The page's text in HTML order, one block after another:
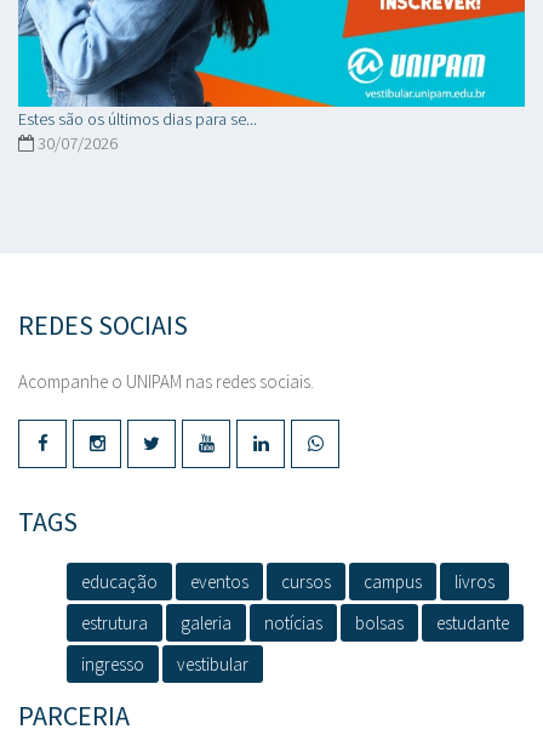
Estes são os últimos dias para se...
30/07/2026
REDES SOCIAIS
Acompanhe o UNIPAM nas redes sociais.
TAGS
educação eventos cursos campus
livros
estrutura
galeria notícias bolsas
estudante
ingresso
vestibular
PARCERIA